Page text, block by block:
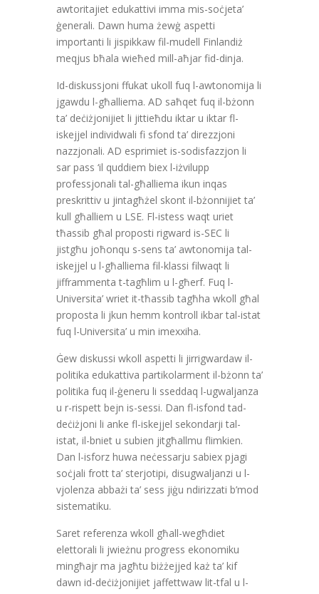
awtoritajiet edukattivi imma mis-soċjeta’
ġenerali. Dawn huma żewġ aspetti
importanti li jispikkaw fil-mudell Finlandiż
meqjus bħala wieħed mill-aħjar fid-dinja.
Id-diskussjoni ffukat ukoll fuq l-awtonomija li
jgawdu l-għalliema. AD saħqet fuq il-bżonn
ta’ deċiżjonijiet li jittieħdu iktar u iktar fl-
iskejjel individwali fi sfond ta’ direzzjoni
nazzjonali. AD esprimiet is-sodisfazzjon li
sar pass ‘il quddiem biex l-iżvilupp
professjonali tal-għalliema ikun inqas
preskrittiv u jintagħżel skont il-bżonnijiet ta’
kull għalliem u LSE. Fl-istess waqt uriet
tħassib għal proposti rigward is-SEC li
jistgħu joħonqu s-sens ta’ awtonomija tal-
iskejjel u l-għalliema fil-klassi filwaqt li
jifframmenta t-tagħlim u l-għerf. Fuq l-
Universita’ wriet it-tħassib tagħha wkoll għal
proposta li jkun hemm kontroll ikbar tal-istat
fuq l-Universita’ u min imexxiha.
Ġew diskussi wkoll aspetti li jirrigwardaw il-
politika edukattiva partikolarment il-bżonn ta’
politika fuq il-ġeneru li sseddaq l-ugwaljanza
u r-rispett bejn is-sessi. Dan fl-isfond tad-
deċiżjoni li anke fl-iskejjel sekondarji tal-
istat, il-bniet u subien jitgħallmu flimkien.
Dan l-isforz huwa neċessarju sabiex pjagi
soċjali frott ta’ sterjotipi, disugwaljanzi u l-
vjolenza abbażi ta’ sess jiġu ndirizzati b’mod
sistematiku.
Saret referenza wkoll għall-wegħdiet
elettorali li jwieżnu progress ekonomiku
mingħajr ma jagħtu biżżejjed każ ta’ kif
dawn id-deċiżjonijiet jaffettwaw lit-tfal u l-